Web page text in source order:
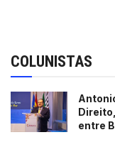
COLUNISTAS
entre